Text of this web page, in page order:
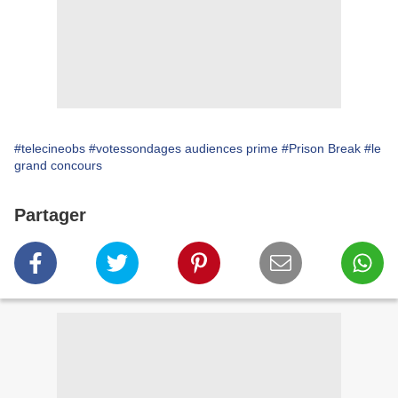
#telecineobs #votessondages audiences prime #Prison Break #le
grand concours
Partager